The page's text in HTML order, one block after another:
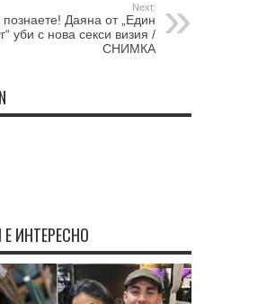
Next:
Даяна от „Един
уби с нова секси визия /
СНИМКА
ИНТЕРЕСНО